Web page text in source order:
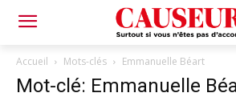
Accueil Mots-clés Emmanuelle Béart
Mot-clé: Emmanuelle